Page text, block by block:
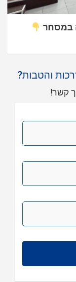
במסחר
והטבות?
קשר!